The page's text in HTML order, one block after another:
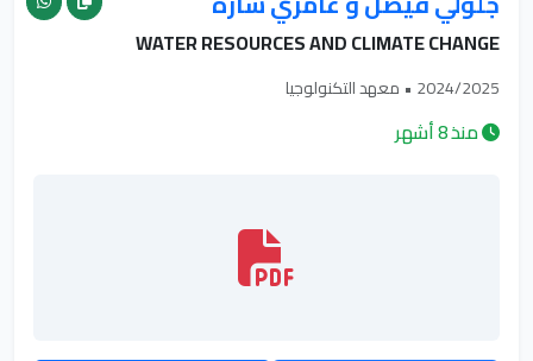
WATER RESOURCES AND CLIMATE CHANGE
2024/2025 • معهد التكنولوجيا
منذ 8 أشهر